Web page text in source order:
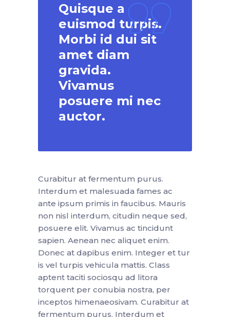
Quisque a
euismod turpis.
Morbi id dui sit
amet diam
gravida.
Vivamus
posuere mi nec
auctor.
Curabitur at fermentum purus.
Interdum et malesuada fames ac
ante ipsum primis in faucibus. Mauris
non nisl interdum, citudin neque sed,
posuere elit. Vivamus ac tincidunt
sapien. Aenean nec aliquet enim.
Donec at dapibus enim. Integer et tur
is vel turpis vehicula mattis. Class
aptent taciti sociosqu ad litora
torquent per conubia nostra, per
inceptos himenaeosivam. Curabitur at
fermentum purus. Interdum et